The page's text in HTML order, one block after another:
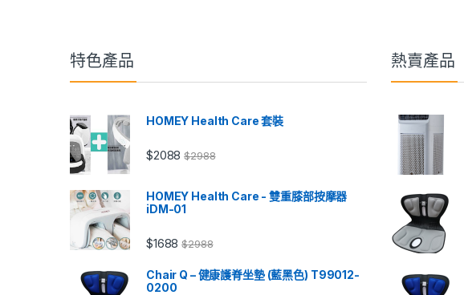
特色產品
HOMEY Health Care 套裝
$2088 $2988
HOMEY Health Care - 雙重膝部按摩器
iDM-01
$1688 $2988
Chair Q – 健康護脊坐墊 (藍黑色) T99012-
0200
熱賣產品